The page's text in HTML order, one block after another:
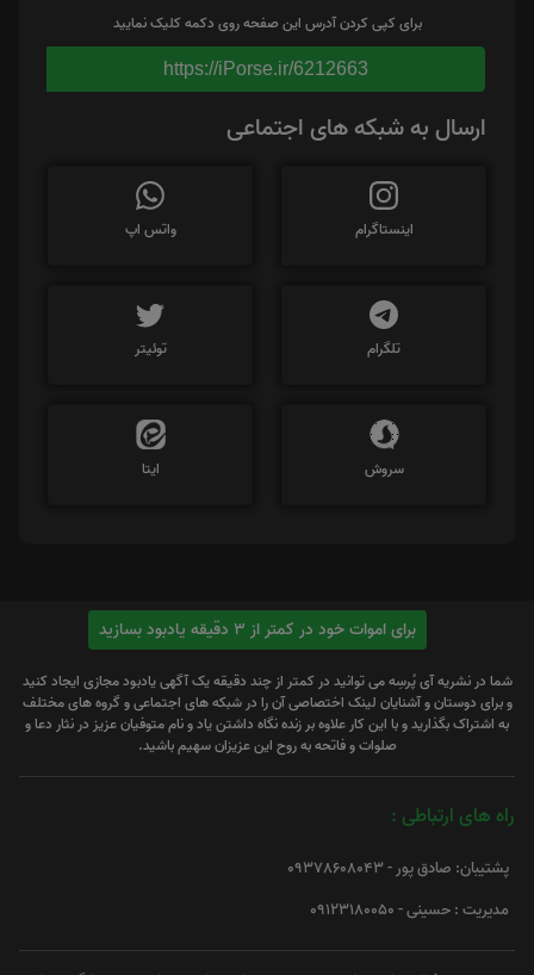
برای کپی کردن آدرس این صفحه روی دکمه کلیک نمایید
https://iPorse.ir/6212663
ارسال به شبکه های اجتماعی
اینستاگرام واتس اپ
تلگرام توئیتر
سروش ایتا
برای اموات خود در کمتر از 3 دقیقه یادبود بسازید
شما در نشریه آی پُرسِه می توانید در کمتر از چند دقیقه یک آگهی یادبود مجازی ایجاد کنید
و برای دوستان و آشنایان لینک اختصاصی آن را در شبکه های اجتماعی و گروه های مختلف
به اشتراک بگذارید و با این کار علاوه بر زنده نگاه داشتن یاد و نام متوفیان عزیز در نثار دعا و
صلوات و فاتحه به روح این عزیزان سهیم باشید.
راه های ارتباطی :
پشتیبان: صادق پور - 09378608043
مدیریت : حسینی - 09123180050